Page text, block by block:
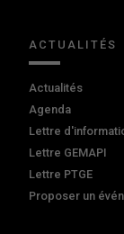
ACTUALITÉS
Actualités
Agenda
Lettre
Lettre GEMAPI
Lettre PTGE
Proposer un